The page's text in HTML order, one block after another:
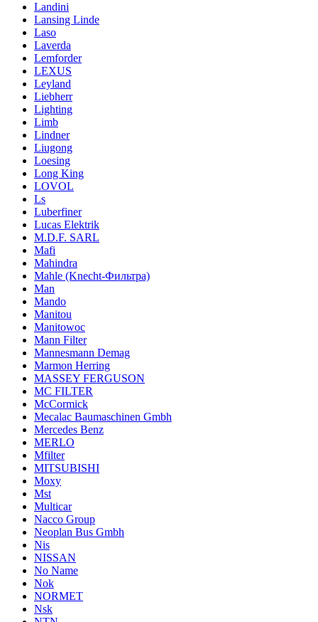
Landini
Lansing Linde
Laso
Laverda
Lemforder
LEXUS
Leyland
Liebherr
Lighting
Limb
Lindner
Liugong
Loesing
Long King
LOVOL
Ls
Luberfiner
Lucas Elektrik
M.D.F. SARL
Mafi
Mahindra
Mahle (Knecht-Фильтра)
Man
Mando
Manitou
Manitowoc
Mann Filter
Mannesmann Demag
Marmon Herring
MASSEY FERGUSON
MC FILTER
McCormick
Mecalac Baumaschinen Gmbh
Mercedes Benz
MERLO
Mfilter
MITSUBISHI
Moxy
Mst
Multicar
Nacco Group
Neoplan Bus Gmbh
Nis
NISSAN
No Name
Nok
NORMET
Nsk